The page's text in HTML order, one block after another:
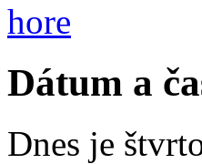
hore
Dátum a
Dnes je